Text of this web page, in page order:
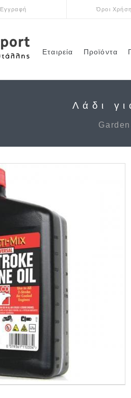
Εγγραφή Όροι
Εταιρεία Προϊόντα
Λάδι